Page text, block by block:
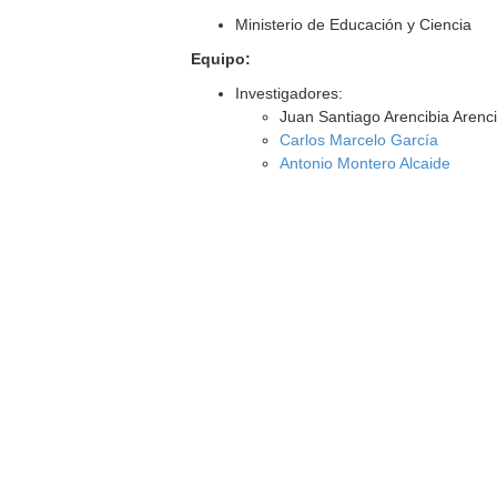
Ministerio de Educación y Ciencia
Equipo:
Investigadores:
Juan Santiago Arencibia
Carlos Marcelo García
Antonio Montero Alcaide